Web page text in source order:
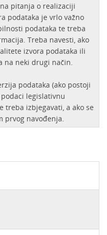
pitanja o realizaciji
podataka je vrlo važno
podataka te treba
Treba navesti, ako
izvora podataka ili
na neki drugi način.
podataka (ako postoji
legislativnu
treba izbjegavati, a ako se
prvog navođenja.